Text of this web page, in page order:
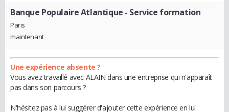
Banque Populaire Atlantique - Service formation
Paris
maintenant
Une expérience absente ?
Vous avez travaillé avec ALAIN dans une entreprise qui n'apparaît
pas dans son parcours ?
N'hésitez pas à lui suggérer d'ajouter cette expérience en lui